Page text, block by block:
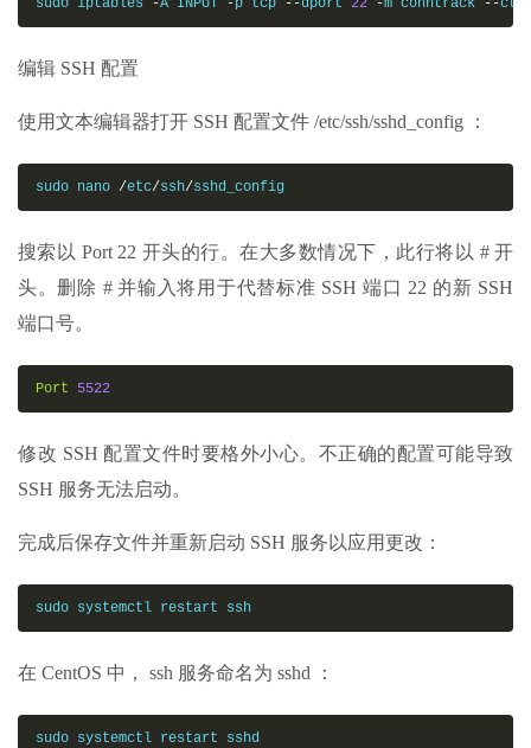
sudo iptables -A INPUT -p tcp --dport 22 -m conntrack --
编辑 SSH 配置
使用文本编辑器打开 SSH 配置文件 /etc/ssh/sshd_config ：
sudo nano /etc/ssh/sshd_config
搜索以 Port 22 开头的行。在大多数情况下，此行将以 # 开
头。删除 # 并输入将用于代替标准 SSH 端口 22 的新 SSH
端口号。
Port 5522
修改 SSH 配置文件时要格外小心。不正确的配置可能导致
SSH 服务无法启动。
完成后保存文件并重新启动 SSH 服务以应用更改：
sudo systemctl restart ssh
在 CentOS 中， ssh 服务命名为 sshd ：
sudo systemctl restart sshd